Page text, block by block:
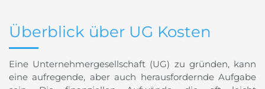
Überblick über UG Kosten
Eine Unternehmergesellschaft (UG) zu gründen, kann
eine aufregende, aber auch herausfordernde Aufgabe